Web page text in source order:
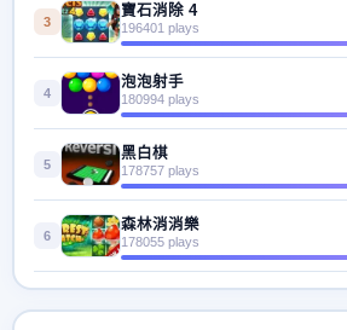
3
寶石消除 4
196401 plays
4
泡泡射手
180994 plays
5
黑白棋
178757 plays
6
森林消消樂
178055 plays